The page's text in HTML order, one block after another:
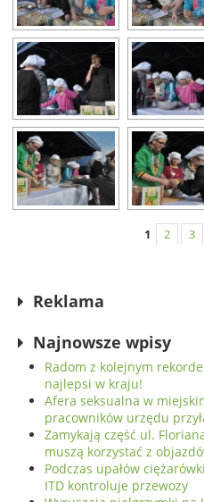
1 2 3
Reklama
Najnowsze wpisy
Radom z kolejnym
najlepsi w kraju!
Afera seksualna w
pracowników urzędu
Zamykają część ul.
muszą korzystać z
Podczas upałów
ITD kontroluje przewozy